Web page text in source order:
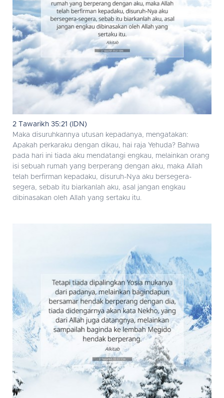
2 Tawarikh 35:21 (IDN)
Maka disuruhkannya utusan kepadanya, mengatakan:
Apakah perkaraku dengan dikau, hai raja Yehuda? Bahwa
pada hari ini tiada aku mendatangi engkau, melainkan orang
isi sebuah rumah yang berperang dengan aku, maka Allah
telah berfirman kepadaku, disuruh-Nya aku bersegera-
segera, sebab itu biarkanlah aku, asal jangan engkau
dibinasakan oleh Allah yang sertaku itu.